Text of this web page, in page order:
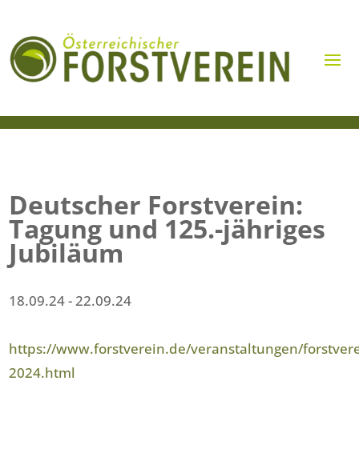
Deutscher Forstverein:
Tagung und 125.-jähriges
Jubiläum
18.09.24- 22.09.24
https://www.forstverein.de/veranstaltungen/
2024.html